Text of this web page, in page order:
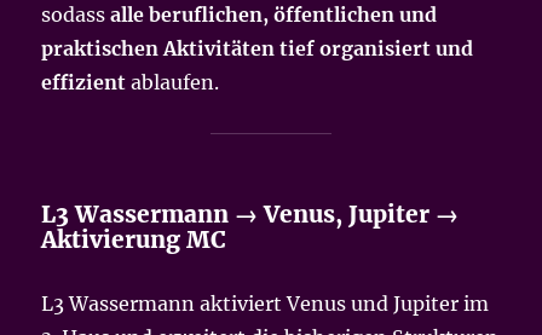
sodassalle beruflichen, öffentlichen und
praktischen Aktivitäten tief organisiert und
effizient ablaufen.
L3 Wassermann → Venus, Jupiter →
Aktivierung MC
L3 Wassermann aktiviert Venus und Jupiter im